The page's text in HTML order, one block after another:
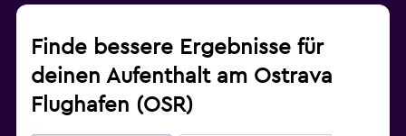
Finde bessere Ergebnisse für
deinen Aufenthalt am Ostrava
Flughafen (OSR)